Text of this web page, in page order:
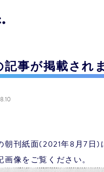
事が掲載され
朝刊紙面(2021年8月7日)
画像をご覧ください。